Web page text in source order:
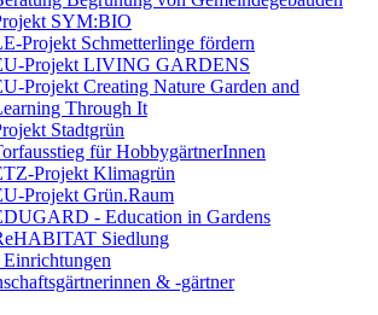
SYM:BIO
Projekt Schmetterlinge fördern
Projekt LIVING GARDENS
Projekt Creating Nature Garden and
Through It
Stadtgrün
für HobbygärtnerInnen
Projekt Klimagrün
Projekt Grün.Raum
- Education in Gardens
Siedlung
Einrichtungen
& -gärtner